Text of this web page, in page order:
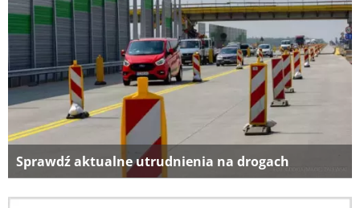
Sprawdź aktualne utrudnienia na drogach